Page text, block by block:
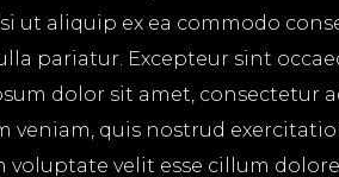
aliquip ex ea commodo
pariatur. Excepteur sint
dolor sit amet, consectetur
quis nostrud
velit esse cillum